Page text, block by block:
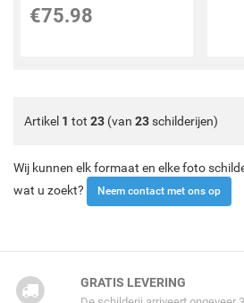
€75.98
Artikel 1 tot 23 (van 23schilderijen)
Wij kunnen elk formaat en elke foto
wat u zoekt?
Neem contact met ons op
GRATIS LEVERING